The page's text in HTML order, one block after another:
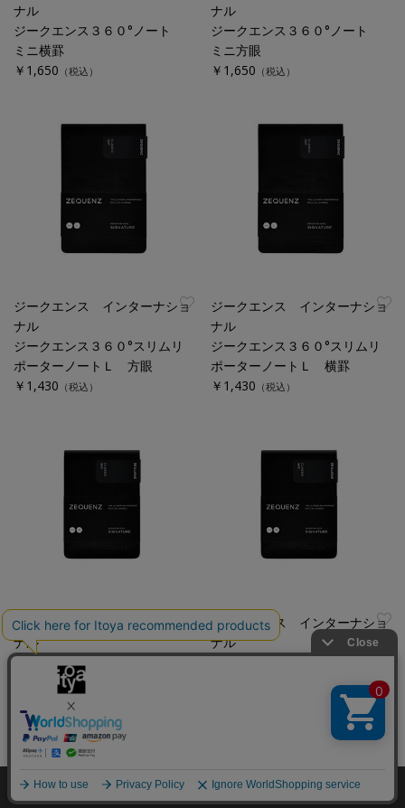
ナル
ジークエンス３６０°ノート
ミニ横罫
￥1,650 （税込）
ナル
ジークエンス３６０°ノート
ミニ方眼
￥1,650 （税込）
ジークエンス インターナショ
ナル
ジークエンス３６０°スリムリ
ポーターノートＬ 方眼
￥1,430 （税込）
ジークエンス インターナショ
ナル
ジークエンス３６０°スリムリ
ポーターノートＬ 横罫
￥1,430 （税込）
ジークエンス インターナショ
ナル
ジークエンス３６０°スリムリ
ポーターノートＭ 横罫
（税込）
ジークエンス インターナショ
ナル
ポーターノートＭ 方眼
Copyright©伊東屋 All Rights Reserved.